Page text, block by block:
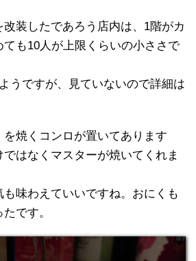
装したであろう店内は、1階がカ
ても10人が上限くらいの小ささで
うですが、見ていないので詳細は
を焼くコンロが置いてあります
はなくマスターが焼いてくれま
味わえていいですね。おにくも
です。